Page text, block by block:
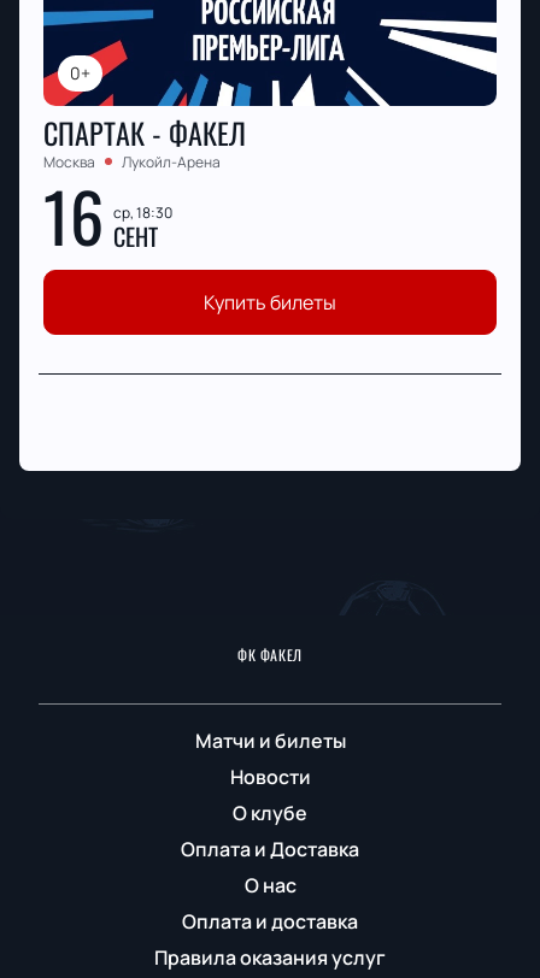
0+
СПАРТАК - ФАКЕЛ
Москва Лукойл-Арена
16 ср, 18:30
СЕНТ
Купить билеты
ФК ФАКЕЛ
Матчи и билеты
Новости
О клубе
Оплата и Доставка
О нас
Оплата и доставка
Правила оказания услуг